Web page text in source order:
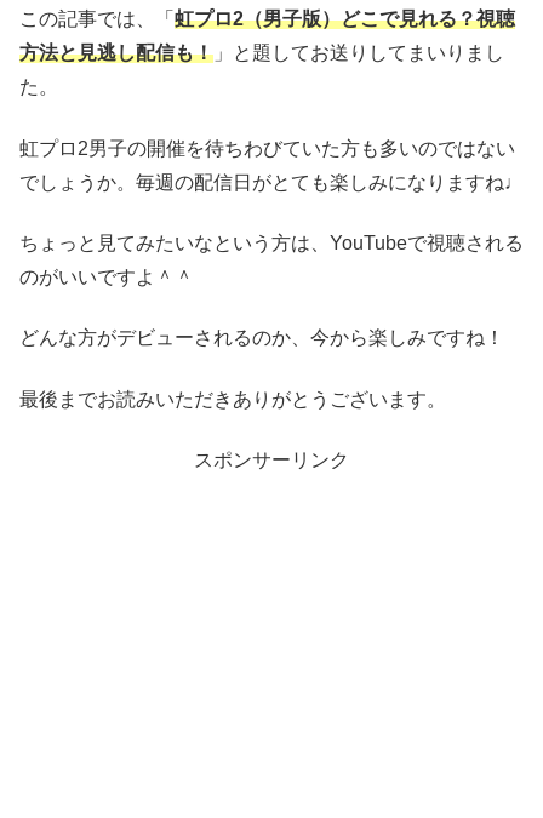
この記事では、「 虹プロ2（男子版）どこで見れる？視聴
方法と見逃し配信も！ 」と題してお送りしてまいりまし
た。
虹プロ2男子の開催を待ちわびていた方も多いのではない
でしょうか。毎週の配信日がとても楽しみになりますね♩
ちょっと見てみたいなという方は、YouTubeで視聴される
のがいいですよ＾＾
どんな方がデビューされるのか、今から楽しみですね！
最後までお読みいただきありがとうございます。
スポンサーリンク